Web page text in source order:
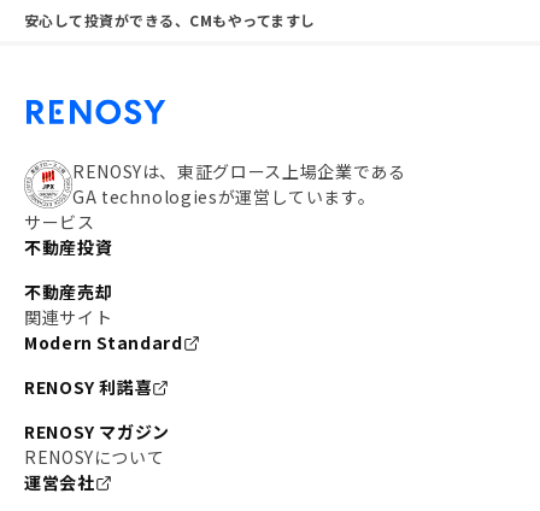
安心して投資ができる、CMもやってますし
RENOSYは、東証グロース上場企業である
GA technologiesが運営しています。
サービス
不動産投資
不動産売却
関連サイト
Modern Standard
RENOSY 利諾喜
RENOSY マガジン
RENOSYについて
運営会社